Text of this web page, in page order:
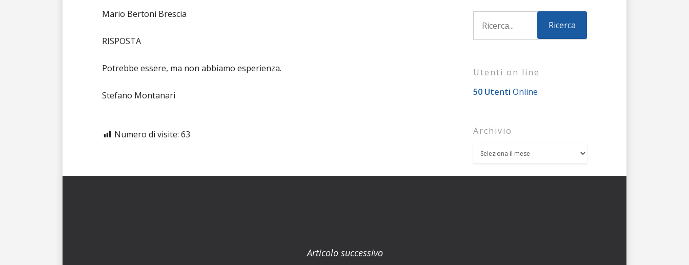
Mario Bertoni Brescia
RISPOSTA
Potrebbe essere, ma non abbiamo esperienza.
Stefano Montanari
Numero di visite: 63
Utenti on line
50 Utenti Online
Archivio
Articolo successivo